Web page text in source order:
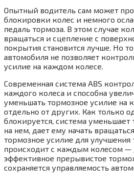
Опытный водитель сам может
блокировки колес и немного
педаль тормоза. В этом случае
вращаться и сцепление с
покрытия становится лучше. Но
автомобиля не позволяет
усилие на каждом колесе.
Современная система ABS
каждого колеса и способна
уменьшать тормозное усилие на
отдельно от других. Как только
блокируется, система уменьшает
на нем, дает ему начать
тормозное усилие для
происходит с каждым колесом —
эффективное прерывистое
сохраняется управляемость